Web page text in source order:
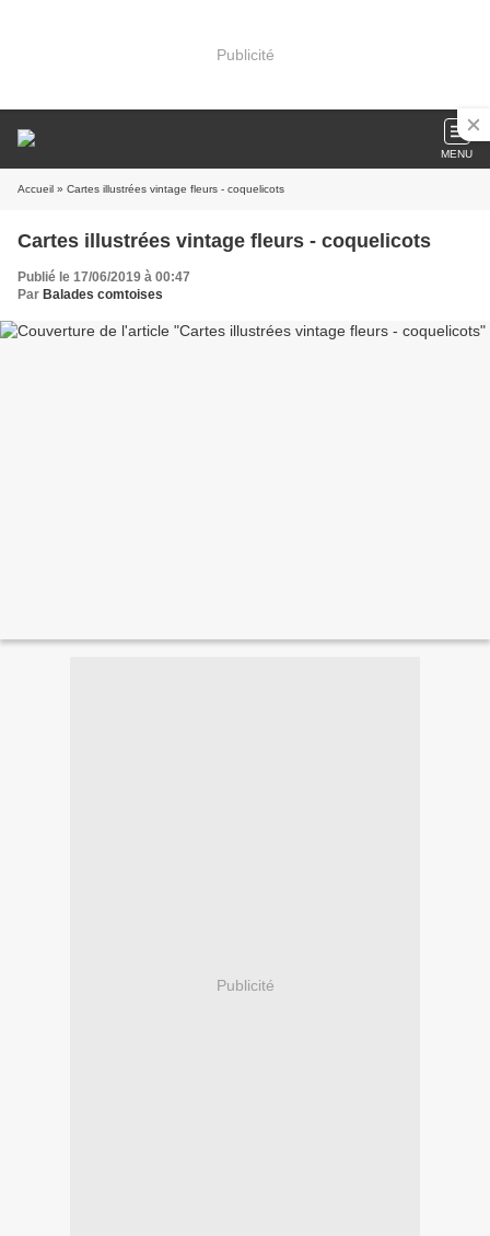
Publicité
MENU
Accueil » Cartes illustrées vintage fleurs - coquelicots
Cartes illustrées vintage fleurs - coquelicots
Publié le 17/06/2019 à 00:47
Par Balades comtoises
Publicité